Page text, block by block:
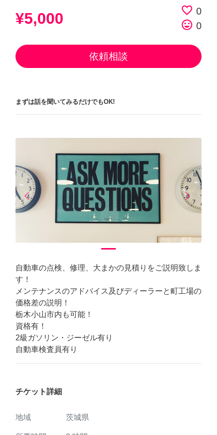
¥5,000 favorite_border 0
tag_faces 0
依頼相談
まずは話を聞いてみるだけでもOK!
arrow_back_iosPrevious arrow_forward_iosNext
自動車の点検、修理、大まかの見積りをご説明致しま
す！
メンテナンスのアドバイス及びディーラーと町工場の
価格差の説明！
栃木小山市内も可能！
資格有！
2級ガソリン・ジーゼル有り
自動車検査員有り
チケット詳細
地域 茨城県